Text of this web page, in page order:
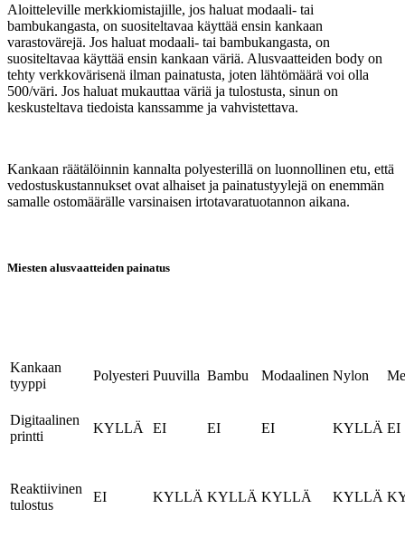
Aloitteleville merkkiomistajille, jos haluat modaali- tai
bambukangasta, on suositeltavaa käyttää ensin kankaan
varastovärejä. Jos haluat modaali- tai bambukangasta, on
suositeltavaa käyttää ensin kankaan väriä. Alusvaatteiden body on
tehty verkkovärisenä ilman painatusta, joten lähtömäärä voi olla
500/väri. Jos haluat mukauttaa väriä ja tulostusta, sinun on
keskusteltava tiedoista kanssamme ja vahvistettava.
Kankaan räätälöinnin kannalta polyesterillä on luonnollinen etu, että
vedostuskustannukset ovat alhaiset ja painatustyylejä on enemmän
samalle ostomäärälle varsinaisen irtotavaratuotannon aikana.
Miesten alusvaatteiden painatus
Kankaan
tyyppi
Polyesteri Puuvilla Bambu Modaalinen Nylon
Digitaalinen
printti
KYLLÄ EI EI EI KYLLÄ EI
Reaktiivinen
tulostus
EI KYLLÄ KYLLÄ KYLLÄ KYLLÄ